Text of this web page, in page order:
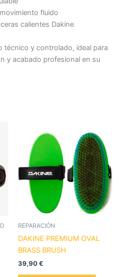
fluido
calientes Dakine
técnico y controlado, ideal para
y acabado profesional en su
REPARACIÓN
DAKINE PREMIUM OVAL
BRASS BRUSH
39,90€